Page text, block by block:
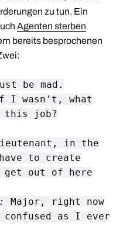
zu tun. Ein
Agenten sterben
bereits besprochenen
be mad.
I wasn't, what
this job?
in the
to create
get out of here
Major, right now
confused as I ever